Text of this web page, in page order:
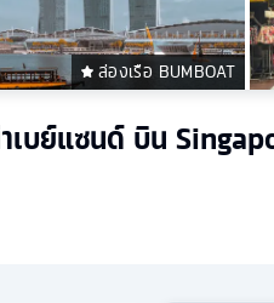
ล่องเรือ BUMBOAT
เบย์แซนด์ บิน